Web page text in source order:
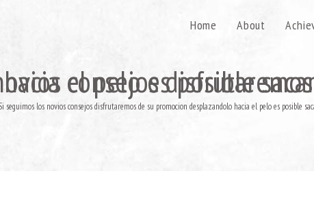
Home About
disfrutaremos de su promocion desplazandolo hacia el
seguimos los novios consejos disfrutaremos de su promocion desplazandolo hacia el pelo es posible